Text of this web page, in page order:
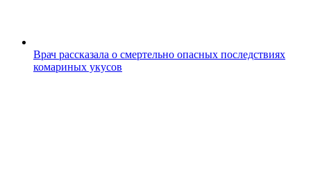
Врач рассказала о смертельно опасных последствиях
комариных укусов